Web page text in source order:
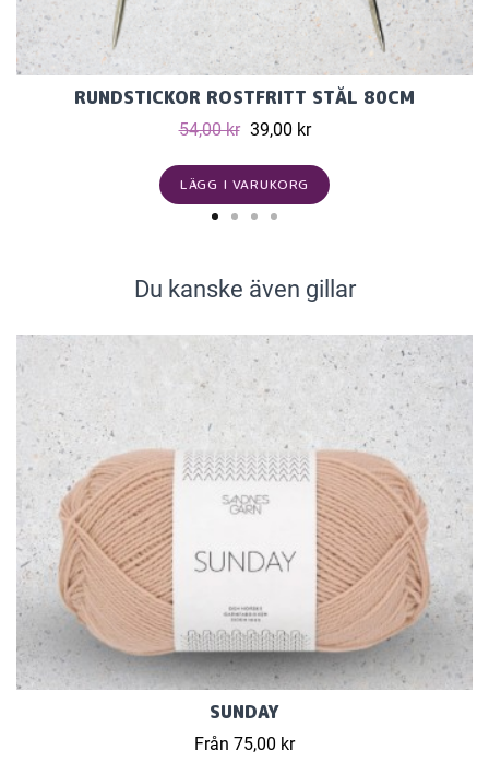
RUNDSTICKOR ROSTFRITT STÅL 80CM
54,00 kr 39,00 kr
LÄGG I VARUKORG
Du kanske även gillar
SUNDAY
Från 75,00 kr